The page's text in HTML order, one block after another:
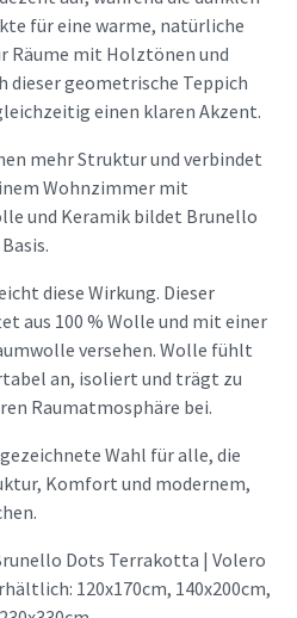
für eine warme, natürliche
Räume mit Holztönen und
dieser geometrische Teppich
einen klaren Akzent.
mehr Struktur und verbindet
Wohnzimmer mit
und Keramik bildet Brunello
diese Wirkung. Dieser
aus 100 % Wolle und mit einer
versehen. Wolle fühlt
an, isoliert und trägt zu
Raumatmosphäre bei.
Wahl für alle, die
Komfort und modernem,
Dots Terrakotta | Volero
120x170cm, 140x200cm,